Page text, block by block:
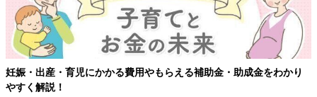
妊娠・出産・育児にかかる費用やもらえる補助金・助成金をわかり
やすく解説！